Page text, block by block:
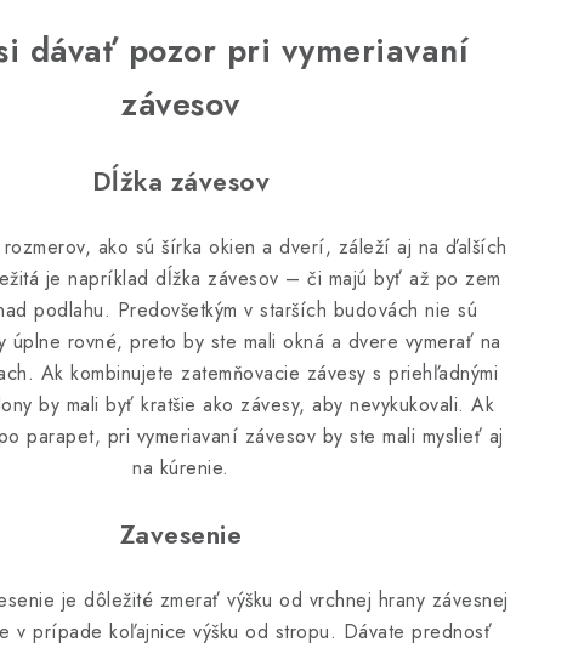
dávať pozor pri vymeriavaní
závesov
Dĺžka závesov
ako sú šírka okien a dverí, záleží aj na ďalších
je napríklad dĺžka závesov – či majú byť až po zem
podlahu. Predovšetkým v starších budovách nie sú
úplne rovné, preto by ste mali okná a dvere vymerať na
Ak kombinujete zatemňovacie závesy s priehľadnými
by mali byť kratšie ako závesy, aby nevykukovali. Ak
parapet, pri vymeriavaní závesov by ste mali myslieť aj
na kúrenie.
Zavesenie
je dôležité zmerať výšku od vrchnej hrany závesnej
v prípade koľajnice výšku od stropu. Dávate prednosť